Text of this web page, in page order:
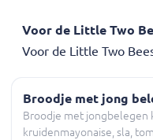
Voor de Little Two
Voor de Little Two
Broodje met jong
Broodje met jongbelegen
kruidenmayonaise, sla,